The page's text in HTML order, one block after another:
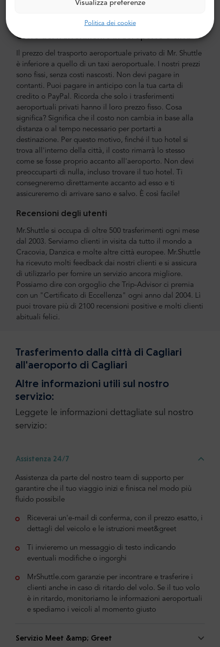
Visualizza preferenze
Politica dei cookie
equipaggio è composto da piloti veterani esperti, che
Costo del trasferimento in aeroporto e città
Il prezzo del trasporto aeroportuale privato di Mr. Shuttle
è inferiore a quello di un taxi aeroportuale. I nostri prezzi
sono fissi, senza costi nascosti. Non devi pagare in
contanti. Puoi pagare in anticipo con la tua carta di
credito o PayPal. Ricorda che solo i trasferimenti
aeroportuali privati hanno il loro prezzo fisso. Cosa
significa? Significa che il costo non cambia in base alla
distanza o al tempo necessario per portarti a
destinazione. Per questo motivo, finché il tuo hotel si
trova all'interno della città, il costo rimarrà lo stesso
come se fosse proprio accanto all'aeroporto. Non devi
preoccuparti di nulla, incluso trovare il tuo hotel. Ti
consegneremo direttamente accanto ad esso e ti
assicureremo di arrivare sano e salvo. È così facile!
Recensioni degli utenti
Mr.Shuttle si occupa di oltre 500 trasferimenti ogni mese
dal 2003. Serviamo clienti in visita da tutto il mondo a
Cracovia, Danzica e molte altre città europee. Mr.Shuttle
ha ricevuto molti feedback dai nostri clienti e si assicura
di utilizzarlo per fornire un servizio ancora migliore.
Possiamo dire con orgoglio che Trip-Advisor ci premia
con un "Certificato di Eccellenza" ogni anno dal 2004. Lì
puoi trovare più di 2100 recensioni positive e molti clienti
abituali felici.
Trasferimento dalla città di Cagliari
all'aeroporto di Cagliari
Altre informazioni utili sul nostro
servizio:
Leggete le informazioni dettagliate sul nostro
servizio:
Assistenza 24/7
Assistenza da parte del nostro team di supporto per
garantire che il tuo viaggio inizi e finisca nel modo più
fluido possibile
Riceverai un'e-mail di conferma, con il prezzo esatto, i
dettagli del veicolo e le istruzioni meet&greet
Ti invieremo un messaggio di testo indicando
eventuali modifiche o ingorghi
MrShuttle.com garanzie per incontrare e trasferire i
clienti anche in caso di ritardo del volo. Se il tuo volo
è in ritardo, monitoriamo le informazioni aeroportuali
e spediamo i veicoli al momento giusto
Servizio Meet &amp; Greet